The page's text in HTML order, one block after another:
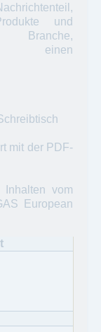
und
einen
mit der PDF-
vom
European